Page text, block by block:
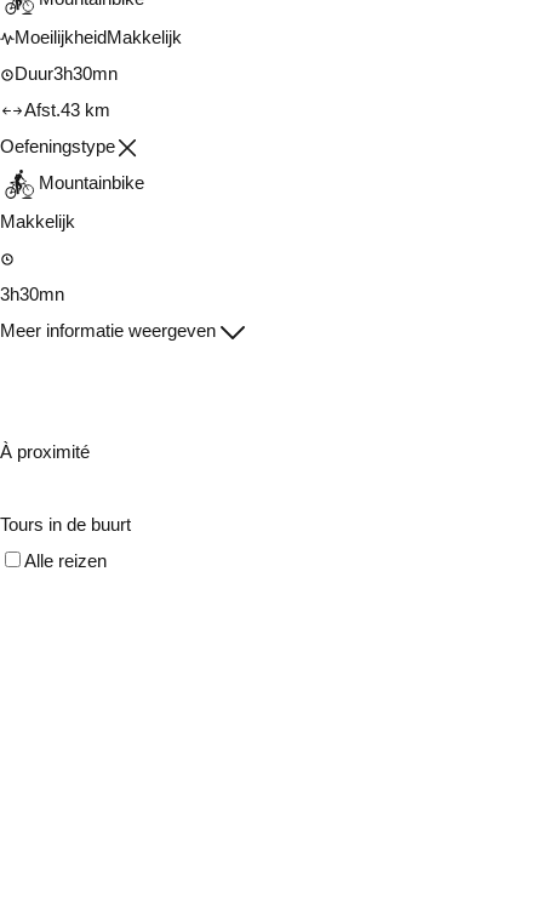
MoeilijkheidMakkelijk
Duur3h30mn
Afst.43 km
Oefeningstype
Mountainbike
Makkelijk
3h30mn
Meer informatie weergeven
À proximité
Tours in de buurt
Alle reizen